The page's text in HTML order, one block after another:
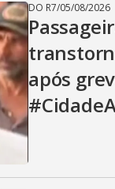
DO R7/05/08/2026
após